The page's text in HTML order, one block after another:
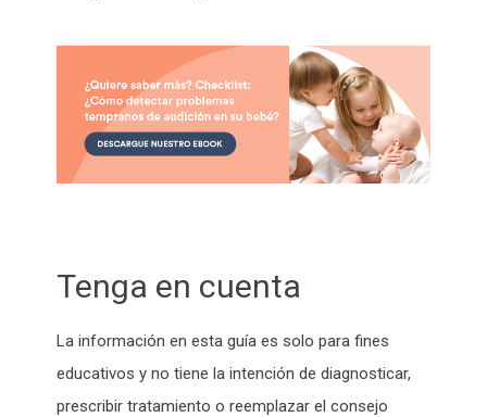
Tenga en cuenta
La información en esta guía es solo para fines
educativos y no tiene la intención de diagnosticar,
prescribir tratamiento o reemplazar el consejo